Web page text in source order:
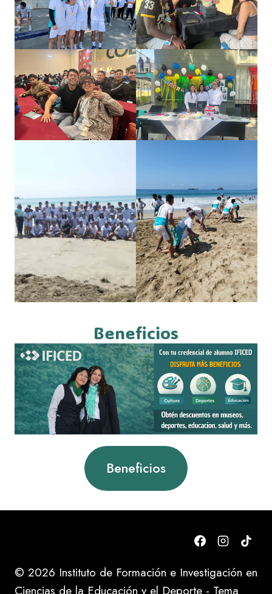
Beneficios
Beneficios
© 2026 Instituto de Formación e Investigación en
Ciencias de la Educación y el Deporte - Tema